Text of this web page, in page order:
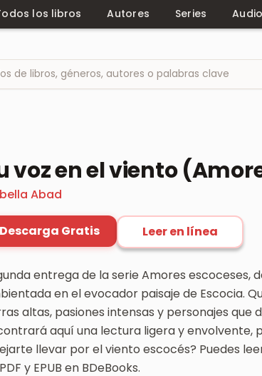
los libros Autores Series
voz en el viento
Abad
Descarga Gratis Leer en línea
entrega de la serie Amores escoceses,
en el evocador paisaje de Escocia.
altas, pasiones intensas y personajes que
aquí una lectura ligera y envolvente,
llevar por el viento escocés? Puedes
y EPUB en BDeBooks.